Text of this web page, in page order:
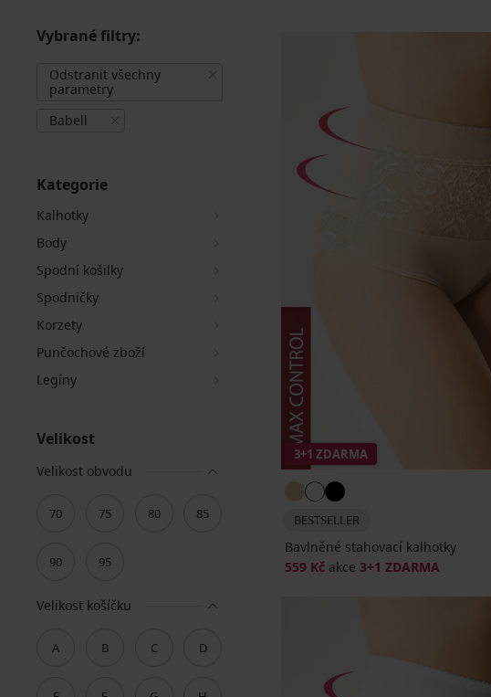
Vybrané filtry:
Odstranit všechny
parametry
Babell
Kategorie
Kalhotky
Body
Spodní košilky
Spodničky
Korzety
Punčochové zboží
Legíny
Velikost
Velikost obvodu
70 75 80 85
90 95
Velikost košíčku
A B C D
3+1 ZDARMA
BESTSELLER
Bavlněné stahovací kalhotky
559 Kč akce 3+1 ZDARMA